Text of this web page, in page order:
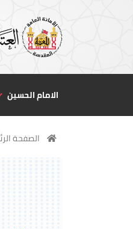
الامام الحسين
الصفحة